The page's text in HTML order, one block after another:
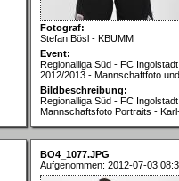
Fotograf:
Stefan Bösl - KBUMM
Event:
Regionalliga Süd - FC
2012/2013 - Mannschaftfoto
Bildbeschreibung:
Regionalliga Süd - FC
Mannschaftsfoto Portraits -
BO4_1077.JPG
Aufgenommen: 2012-07-03